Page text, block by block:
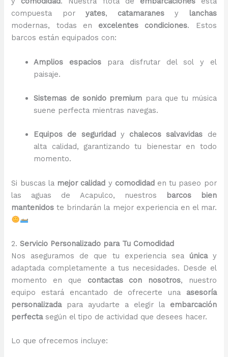
compuesta por yates, catamaranes y lanchas
modernas, todas en excelentes condiciones. Estos
barcos están equipados con:
Amplios espacios para disfrutar del sol y el
paisaje.
Sistemas de sonido premium para que tu música
suene perfecta mientras navegas.
Equipos de seguridad y chalecos salvavidas de
alta calidad, garantizando tu bienestar en todo
momento.
Si buscas la mejor calidad y comodidaden tu paseo por
las aguas de Acapulco, nuestros
barcos bien
mantenidos te brindarán la mejor experiencia en el mar.
2.Servicio Personalizado para Tu Comodidad
Nos aseguramos de que tu experiencia sea únicay
adaptada completamente a tus necesidades. Desde el
momento en que contactas con nosotros, nuestro
equipo estará encantado de ofrecerte una asesoría
personalizadapara ayudarte a elegir la embarcación
perfectasegún el tipo de actividad que desees hacer.
Lo que ofrecemos incluye: